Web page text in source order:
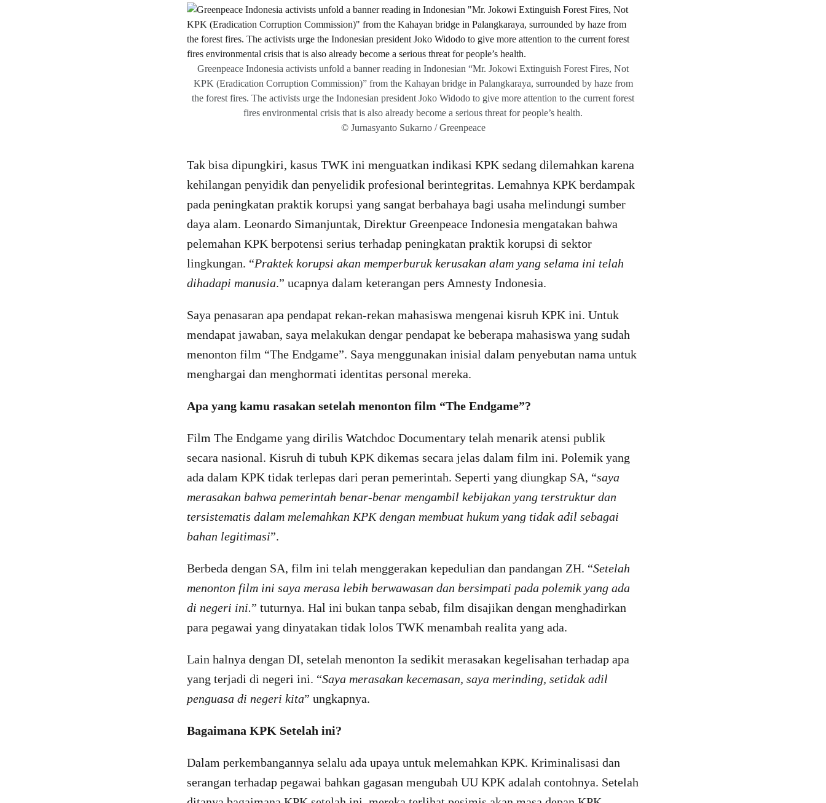
Greenpeace Indonesia activists unfold a banner reading in Indonesian “Mr. Jokowi Extinguish Forest Fires, Not
KPK (Eradication Corruption Commission)” from the Kahayan bridge in Palangkaraya, surrounded by haze from
the forest fires. The activists urge the Indonesian president Joko Widodo to give more attention to the current forest
fires environmental crisis that is also already become a serious threat for people’s health.
© Jurnasyanto Sukarno / Greenpeace
Tak bisa dipungkiri, kasus TWK ini menguatkan indikasi KPK sedang dilemahkan karena
kehilangan penyidik dan penyelidik profesional berintegritas. Lemahnya KPK berdampak
pada peningkatan praktik korupsi yang sangat berbahaya bagi usaha melindungi sumber
daya alam. Leonardo Simanjuntak, Direktur Greenpeace Indonesia mengatakan bahwa
pelemahan KPK berpotensi serius terhadap peningkatan praktik korupsi di sektor
lingkungan. “Praktek korupsi akan memperburuk kerusakan alam yang selama ini telah
dihadapi manusia.” ucapnya dalam keterangan pers Amnesty Indonesia.
Saya penasaran apa pendapat rekan-rekan mahasiswa mengenai kisruh KPK ini. Untuk
mendapat jawaban, saya melakukan dengar pendapat ke beberapa mahasiswa yang sudah
menonton film “The Endgame”. Saya menggunakan inisial dalam penyebutan nama untuk
menghargai dan menghormati identitas personal mereka.
Apa yang kamu rasakan setelah menonton film “The Endgame”?
Film The Endgame yang dirilis Watchdoc Documentary telah menarik atensi publik
secara nasional. Kisruh di tubuh KPK dikemas secara jelas dalam film ini. Polemik yang
ada dalam KPK tidak terlepas dari peran pemerintah. Seperti yang diungkap SA, “saya
merasakan bahwa pemerintah benar-benar mengambil kebijakan yang terstruktur dan
tersistematis dalam melemahkan KPK dengan membuat hukum yang tidak adil sebagai
bahan legitimasi”.
Berbeda dengan SA, film ini telah menggerakan kepedulian dan pandangan ZH. “Setelah
menonton film ini saya merasa lebih berwawasan dan bersimpati pada polemik yang ada
di negeri ini.” tuturnya. Hal ini bukan tanpa sebab, film disajikan dengan menghadirkan
para pegawai yang dinyatakan tidak lolos TWK menambah realita yang ada.
Lain halnya dengan DI, setelah menonton Ia sedikit merasakan kegelisahan terhadap apa
yang terjadi di negeri ini. “Saya merasakan kecemasan, saya merinding, setidak adil
penguasa di negeri kita” ungkapnya.
Bagaimana KPK Setelah ini?
Dalam perkembangannya selalu ada upaya untuk melemahkan KPK. Kriminalisasi dan
serangan terhadap pegawai bahkan gagasan mengubah UU KPK adalah contohnya. Setelah